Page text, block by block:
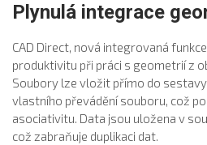
Plynulá integrace
CAD Direct, nová integrovaná
produktivitu při práci s geometrií z
Soubory lze vložit přímo do
vlastního převádění souboru, což
asociativitu. Data jsou uložena v
což zabraňuje duplikaci dat.